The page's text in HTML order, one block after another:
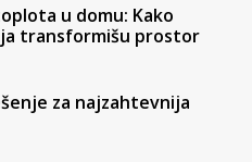
u domu: Kako
transformišu prostor
za najzahtevnija